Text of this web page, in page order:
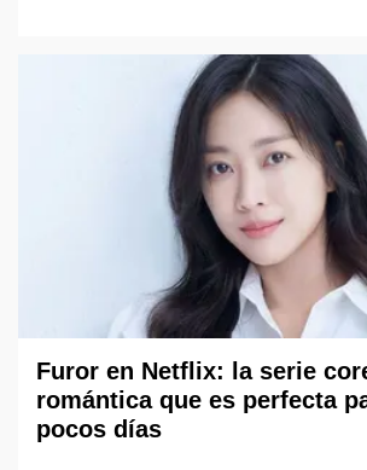
Furor en Netflix: la serie
romántica que es perfecta
pocos días